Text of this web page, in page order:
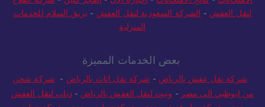
لنقل العفش - الشركة السعودية لنقل العفش - بريق السلام للخدمات
المنزلية
بعض الخدمات المميزة
شركة نقل عفش بالرياض - شركة نقل اثاث بالرياض - شركة شحن
من ابوظبي الى مصر - ونيت لنقل العفش بالرياض -دباب لنقل العفش